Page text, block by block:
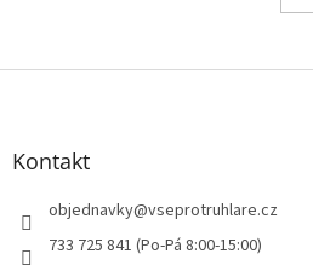
Z
Kontakt
objednavky@vseprotruhlare.cz
733 725 841 (Po-Pá 8:00-15:00)